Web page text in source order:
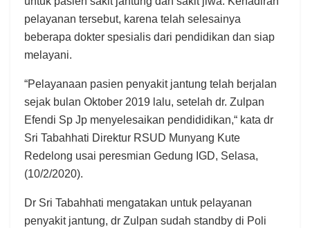
pelayanan tersebut, karena telah selesainya
beberapa dokter spesialis dari pendidikan dan siap
melayani.
“Pelayanaan pasien penyakit jantung telah berjalan
sejak bulan Oktober 2019 lalu, setelah dr. Zulpan
Efendi Sp Jp menyelesaikan pendididikan,“ kata dr
Sri Tabahhati Direktur RSUD Munyang Kute
Redelong usai peresmian Gedung IGD, Selasa,
(10/2/2020).
Dr Sri Tabahhati mengatakan untuk pelayanan
penyakit jantung, dr Zulpan sudah standby di Poli